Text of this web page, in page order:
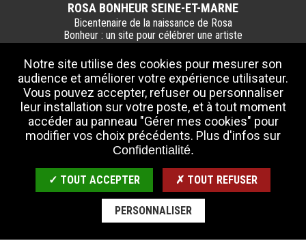
ROSA BONHEUR SEINE-ET-MARNE
Bicentenaire de la naissance de Rosa
Bonheur : un site pour célébrer une artiste
Marne.
Partenaires :
> Département de Seine-et-Marne
> Château Rosa Bonheur
> Château de Fontainebleau
CONTACTEZ-NOUS
INFOS PRATIQUES
ESPACE PRESSE
Notre site utilise des cookies pour mesurer son
audience et améliorer votre expérience utilisateur.
Vous pouvez accepter, refuser ou personnaliser
leur installation sur votre poste, et à tout moment
accéder au panneau "Gérer mes cookies" pour
modifier vos choix précédents. Plus d'infos sur
Confidentialité.
✓ TOUT ACCEPTER ✗ TOUT REFUSER
PERSONNALISER